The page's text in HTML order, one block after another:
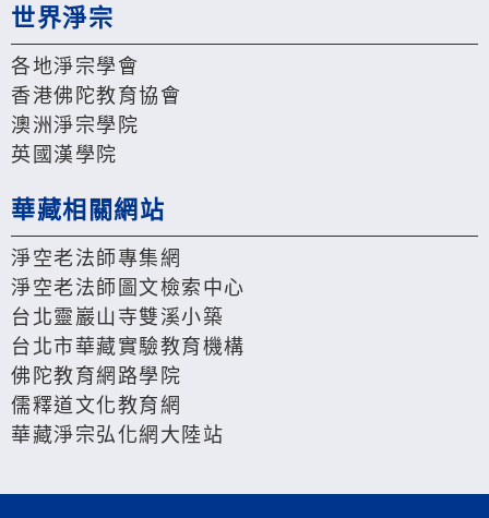
世界淨宗
各地淨宗學會
香港佛陀教育協會
澳洲淨宗學院
英國漢學院
華藏相關網站
淨空老法師專集網
淨空老法師圖文檢索中心
台北靈巖山寺雙溪小築
台北市華藏實驗教育機構
佛陀教育網路學院
儒釋道文化教育網
華藏淨宗弘化網大陸站